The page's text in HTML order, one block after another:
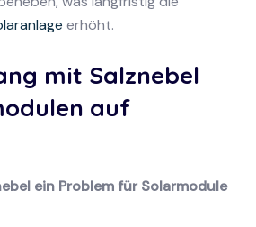
erhöht.
mit Salznebel
auf
ein Problem für Solarmodule